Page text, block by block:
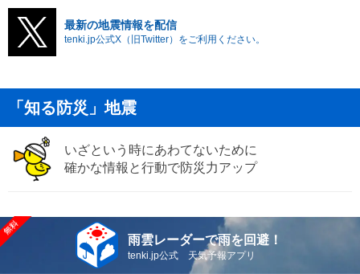
最新の地震情報を配信
tenki.jp公式X（旧Twitter）をご利用ください。
「知る防災」地震
いざという時にあわてないために
確かな情報と行動で防災力アップ
雨雲レーダーで雨を回避！
tenki.jp公式 天気予報アプリ